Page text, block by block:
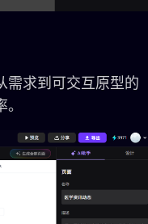
需求到可交互原型的